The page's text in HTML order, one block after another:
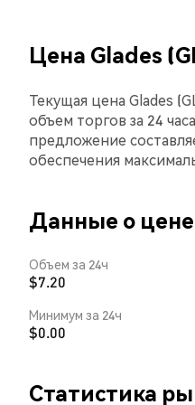
Цена Glades
Текущая цена Glades
объем торгов за 24
предложение
обеспечения
Данные о цене
Объем за 24ч
$7.20
Минимум за 24ч
$0.00
Статистика